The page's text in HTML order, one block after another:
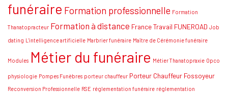
funéraire Formation professionnelle Formation
Thanatopracteur Formation à distance France Travail FUNEROAD Job
dating L'intelligence artificielle Marbrier funéraire Maître de Cérémonie funéraire
Modules Métier du funéraire Métier Thanatopraxie Opco
physiologie Pompes Funèbres porteur chauffeur Porteur Chauffeur Fossoyeur
Reconversion Professionnelle RSE réglementation funéraire réglementation